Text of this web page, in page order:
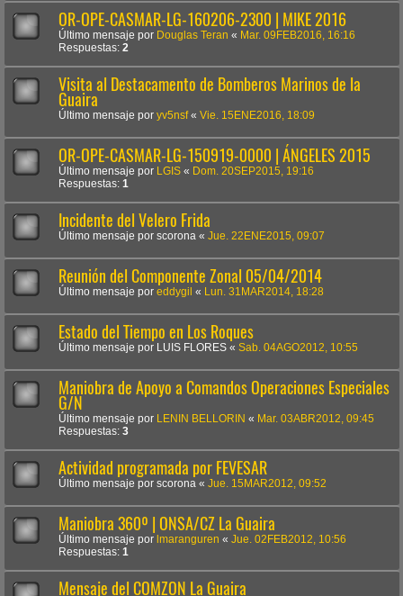
OR-OPE-CASMAR-LG-160206-2300 | MIKE 2016
Último mensaje por Douglas Teran « Mar. 09FEB2016, 16:16
Respuestas: 2
Visita al Destacamento de Bomberos Marinos de la
Guaira
Último mensaje por yv5nsf« Vie. 15ENE2016, 18:09
OR-OPE-CASMAR-LG-150919-0000 | ÁNGELES 2015
Último mensaje por LGIS « Dom. 20SEP2015, 19:16
Respuestas: 1
Incidente del Velero Frida
Último mensaje por scorona « Jue. 22ENE2015, 09:07
Reunión del Componente Zonal 05/04/2014
Último mensaje por eddygil « Lun. 31MAR2014, 18:28
Estado del Tiempo en Los Roques
Último mensaje por LUIS FLORES « Sab. 04AGO2012, 10:55
Maniobra de Apoyo a Comandos Operaciones Especiales
G/N
Último mensaje por LENIN BELLORIN « Mar. 03ABR2012, 09:45
Respuestas: 3
Actividad programada por FEVESAR
Último mensaje por scorona « Jue. 15MAR2012, 09:52
Maniobra 360º | ONSA/CZ La Guaira
Último mensaje por lmaranguren « Jue. 02FEB2012, 10:56
Respuestas: 1
Mensaje del COMZON La Guaira